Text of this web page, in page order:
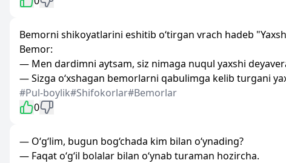
Bemorni shikoyatlarini eshitib o‘tirgan vrach hadeb
Bemor:
— Men dardimni aytsam, siz nimaga nuqul yaxshi
— Sizga o‘xshagan bemorlarni qabulimga kelib turgani
#Pul-boylik#Shifokorlar#Bemorlar
0
— O‘g‘lim, bugun bog‘chada kim bilan o‘ynading?
— Faqat o‘g‘il bolalar bilan o‘ynab turaman hozircha.